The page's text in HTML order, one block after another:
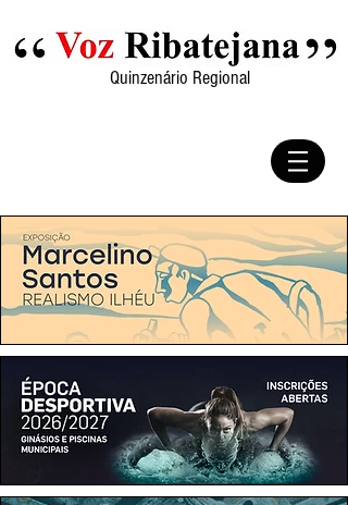
Quinzenário Regional